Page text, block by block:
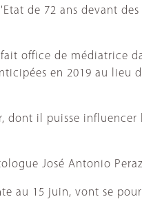
de 72 ans devant
office de
en 2019 au lieu
il puisse
José Antonio
au 15 juin, vont se